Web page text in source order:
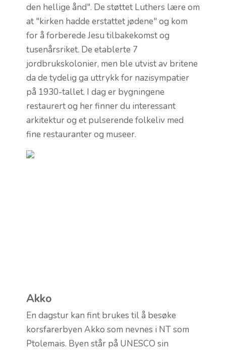
den hellige ånd". De støttet Luthers lære om
at "kirken hadde erstattet jødene" og kom
for å forberede Jesu tilbakekomst og
tusenårsriket. De etablerte 7
jordbrukskolonier, men ble utvist av britene
da de tydelig ga uttrykk for nazisympatier
på 1930-tallet. I dag er bygningene
restaurert og her finner du interessant
arkitektur og et pulserende folkeliv med
fine restauranter og museer.
Akko
En dagstur kan fint brukes til å besøke
korsfarerbyen Akko som nevnes i NT som
Ptolemais. Byen står på UNESCO sin